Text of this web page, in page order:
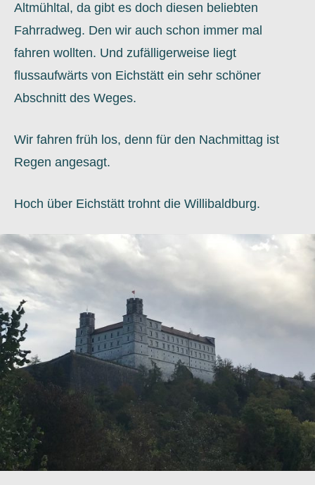
Altmühltal, da gibt es doch diesen beliebten
Fahrradweg. Den wir auch schon immer mal
fahren wollten. Und zufälligerweise liegt
flussaufwärts von Eichstätt ein sehr schöner
Abschnitt des Weges.
Wir fahren früh los, denn für den Nachmittag ist
Regen angesagt.
Hoch über Eichstätt trohnt die Willibaldburg.